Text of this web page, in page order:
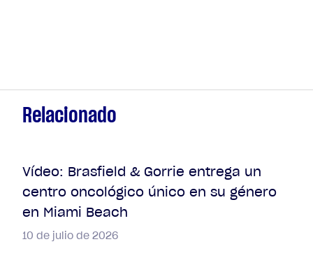
Relacionado
Vídeo: Brasfield & Gorrie entrega un
centro oncológico único en su género
en Miami Beach
10 de julio de 2026